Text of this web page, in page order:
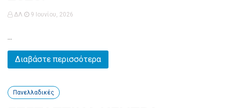
ΔΛ 9 Ιουνίου, 2026
...
Διαβάστε περισσότερα
Πανελλαδικές